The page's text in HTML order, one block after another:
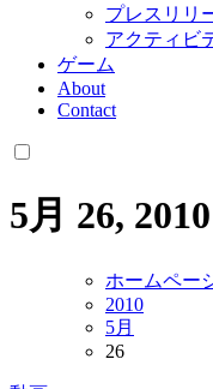
プレスリリ
アクティビ
ゲーム
About
Contact
5月 26, 2010
ホームペー
2010
5月
26